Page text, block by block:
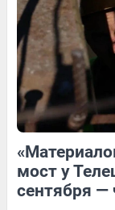
2 Обсудить
Обсудить
мост у
сентября —